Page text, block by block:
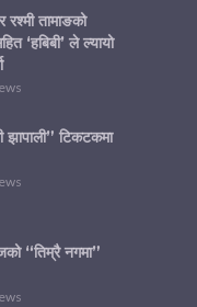
रश्मी तामाङको
‘हबिबी’ ले ल्यायो
झापाली” टिकटकमा
“तिम्रै नगमा”